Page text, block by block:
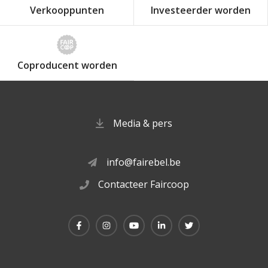
Verkooppunten Investeerder worden
Coproducent worden
Media & pers
info@fairebel.be
Contacteer Faircoop